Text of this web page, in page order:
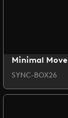
Minimal
SYNC-BOX26